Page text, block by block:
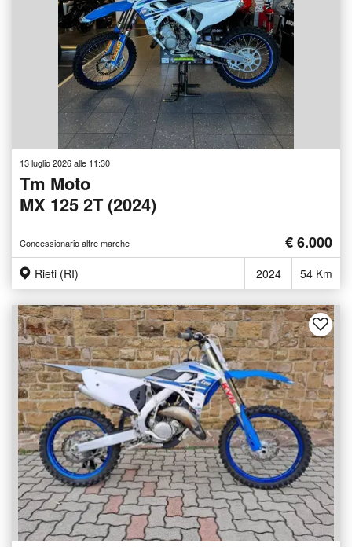
13 luglio 2026 alle 11:30
Tm Moto
MX 125 2T (2024)
Concessionario altre marche € 6.000
Rieti (RI) 2024 54 Km